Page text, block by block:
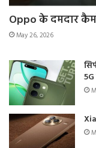
Oppo के दमदार
May 26, 2026